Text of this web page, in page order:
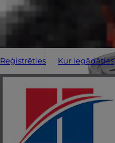
Reģistrēties Kur iegādāties